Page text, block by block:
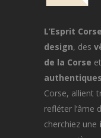
L’Esprit Corse
design, des
de la Corse
authentiques
Corse, allient
refléter l’âme
cherchiez une